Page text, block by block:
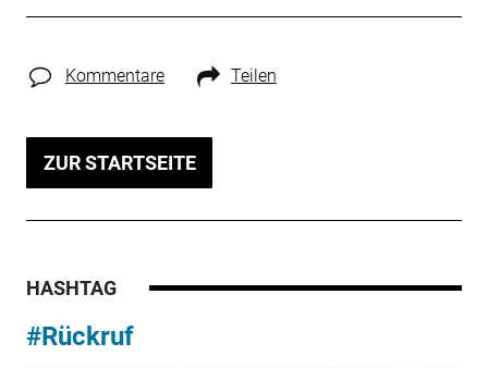
Kommentare Teilen
ZUR STARTSEITE
HASHTAG
#Rückruf